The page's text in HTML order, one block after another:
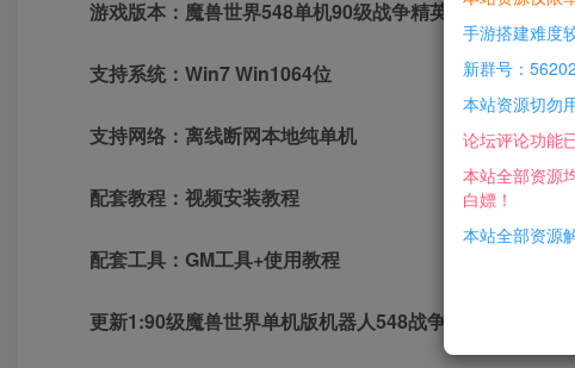
游戏版本：魔兽世界548单机90级战争精英版【精品稀有
支持系统：Win7 Win1064位
支持网络：离线断网本地纯单机
配套教程：视频安装教程
配套工具：GM工具+使用教程
更新1:90级魔兽世界单机版机器人548战争精英版
手游搭建难度
新群号：
本站资源切勿
论坛评论功能
本站全部资源
白嫖！
本站全部资源